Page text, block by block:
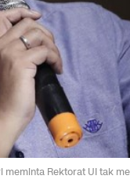
Rektorat UI tak